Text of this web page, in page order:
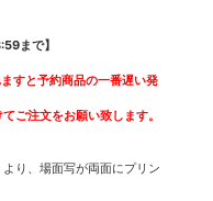
まで】
すと予約商品の一番遅い発
ご注文をお願い致します。
り、場面写が両面にプリン